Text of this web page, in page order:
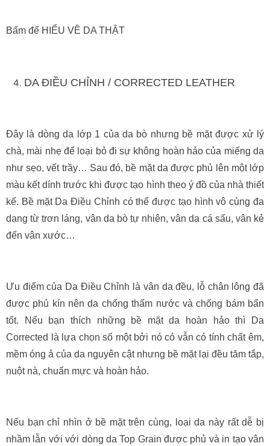
Bấm để HIỂU VỀ DA THẬT
DA ĐIỀU CHỈNH / CORRECTED LEATHER
Đây là dòng da lớp 1 của da bò nhưng bề mặt được xử lý
chà, mài nhẹ để loại bỏ đi sự không hoàn hảo của miếng da
như sẹo, vết trầy… Sau đó, bề mặt da được phủ lên một lớp
màu kết dính trước khi được tạo hình theo ý đồ của nhà thiết
kế. Bề mặt Da Điều Chỉnh có thể được tạo hình vô cùng đa
dạng từ trơn láng, vân da bò tự nhiên, vân da cá sấu, vân kẻ
đến vân xước…
Ưu điểm của Da Điều Chỉnh là vân da đều, lỗ chân lông đã
được phủ kín nên da chống thấm nước và chống bám bẩn
tốt. Nếu bạn thích những bề mặt da hoàn hảo thì Da
Corrected là lựa chọn số một bởi nó có vẫn có tính chất êm,
mềm óng ả của da nguyên cật nhưng bề mặt lại đều tăm tắp,
nuột nà, chuẩn mực và hoàn hảo.
Nếu bạn chỉ nhìn ở bề mặt trên cùng, loại da này rất dễ bị
nhầm lẫn với với dòng da Top Grain được phủ và in tạo vân